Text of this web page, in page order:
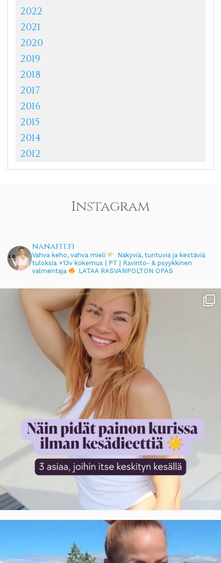
2022
2021
2020
2019
2018
2017
2016
2015
2014
2012
Instagram
nanafit.fi
Vahva keho, vahva mieli
Näkyviä, tuntuvia ja kestäviä
tuloksia +13v kokemus | PT | Ravinto- & psyykkinen
valmentaja
LATAA RASVANPOLTON OPAS